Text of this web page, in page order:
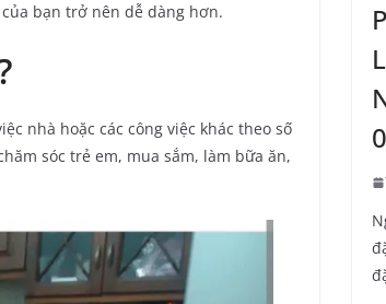
bạn trở nên dễ dàng hơn.
nhà hoặc các công việc khác theo số
sóc trẻ em, mua sắm, làm bữa ăn,